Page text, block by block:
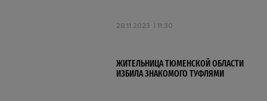
28.11.2023 11:30
ЖИТЕЛЬНИЦА ТЮМЕНСКОЙ ОБЛАСТИ
ИЗБИЛА ЗНАКОМОГО ТУФЛЯМИ